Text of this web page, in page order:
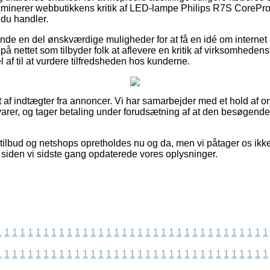
webbutikkens kritik af LED-lampe Philips R7S
handler.
en del ønskværdige muligheder for at få en idé om
nettet som tilbyder folk at aflevere en kritik af
af til at vurdere tilfredsheden hos kunderne.
indtægter fra annoncer. Vi har samarbejder med et hold af
og tager betaling under forudsætning af at den
og netshops opretholdes nu og da, men vi påtager os
vi sidste gang opdaterede vores oplysninger.
1 1 1 1 1 1 1 1 1 1 1 1 1 1 1 1 1 1 1 1 1 1 1 1 1 1 1 1 1 1 1 1 1 1
1 1 1 1 1 1 1 1 1 1 1 1 1 1 1 1 1 1 1 1 1 1 1 1 1 1 1 1 1 1 1 1 1 1